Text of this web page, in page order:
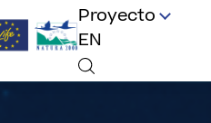
Proyecto
EN